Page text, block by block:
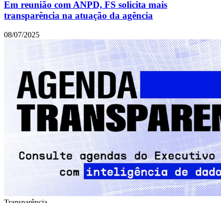
Em reunião com ANPD, FS solicita mais
transparência na atuação da agência
08/07/2025